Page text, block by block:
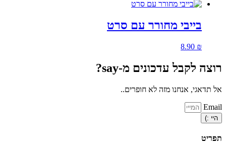
בייבי מחורר עם סרט
8.90 ₪
רוצה לקבל עדכונים מ-say?
אל תדאגי, אנחנו מזה לא חופרים..
Email
היי :)
תפריט